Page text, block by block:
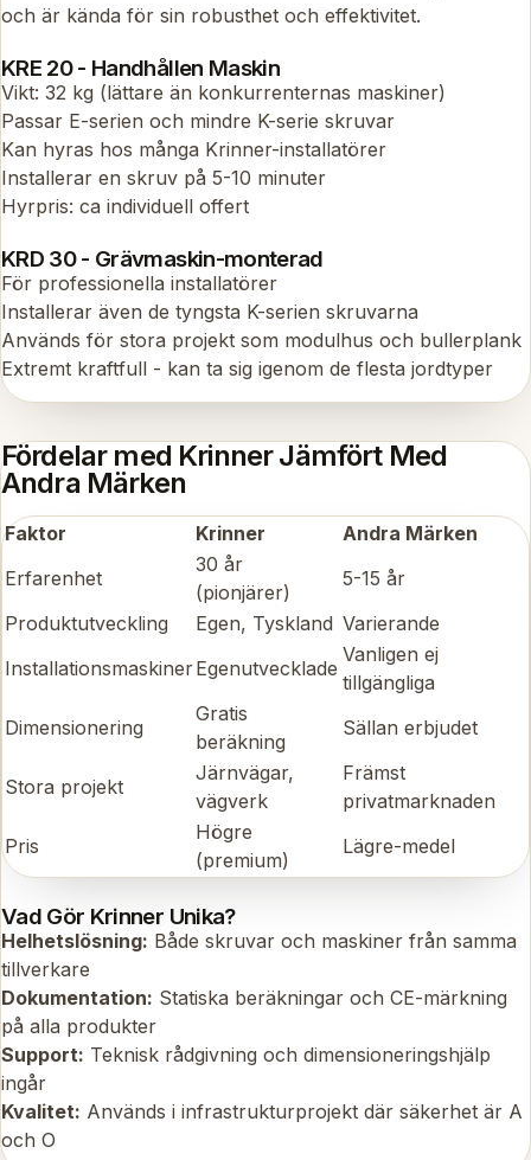
och är kända för sin robusthet och effektivitet.
KRE 20 - Handhållen Maskin
Vikt: 32 kg (lättare än konkurrenternas maskiner)
Passar E-serien och mindre K-serie skruvar
Kan hyras hos många Krinner-installatörer
Installerar en skruv på 5-10 minuter
Hyrpris: ca individuell offert
KRD 30 - Grävmaskin-monterad
För professionella installatörer
Installerar även de tyngsta K-serien skruvarna
Används för stora projekt som modulhus och bullerplank
Extremt kraftfull - kan ta sig igenom de flesta jordtyper
Fördelar med Krinner Jämfört Med
Andra Märken
Faktor Krinner
Andra Märken
Erfarenhet
30 år
(pionjärer)
5-15 år
Produktutveckling
Egen, Tyskland Varierande
InstallationsmaskinerEgenutvecklade
Vanligen ej
tillgängliga
Dimensionering
Gratis
beräkning
Sällan erbjudet
Stora projekt
Järnvägar,
vägverk
Främst
privatmarknaden
Pris
Högre
(premium)
Lägre-medel
Vad Gör Krinner Unika?
Helhetslösning: Både skruvar och maskiner från samma
tillverkare
Dokumentation: Statiska beräkningar och CE-märkning
på alla produkter
Support: Teknisk rådgivning och dimensioneringshjälp
ingår
Kvalitet: Används i infrastrukturprojekt där säkerhet är A
och O